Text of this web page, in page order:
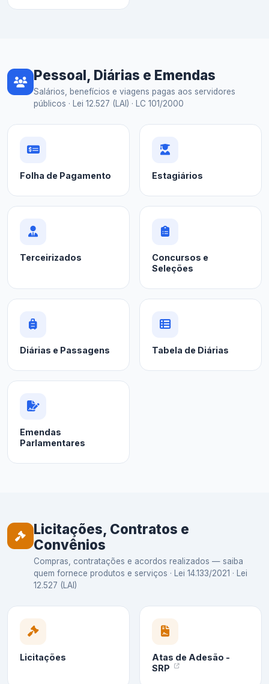
Pessoal, Diárias e Emendas
Salários, benefícios e viagens pagas aos servidores
públicos · Lei 12.527 (LAI) · LC 101/2000
Folha de Pagamento Estagiários
Terceirizados
Concursos e
Seleções
Diárias e Passagens Tabela de Diárias
Emendas
Parlamentares
Licitações, Contratos e
Convênios
Compras, contratações e acordos realizados — saiba
quem fornece produtos e serviços · Lei 14.133/2021 · Lei
12.527 (LAI)
Licitações
Atas de Adesão -
SRP